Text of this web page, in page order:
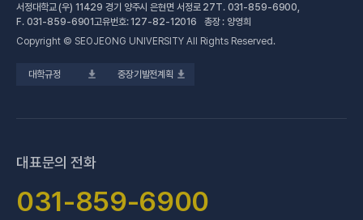
공학계열
전문기술석사
건강증진센터(새 창 열림)
교육혁신지원센터(새 창 열림)
성인학습지원센터
대학정보공시(새 창 열림)
업무추진비 사용내역
법정위원회 회의록
대학규정 중장기발전계획
서정대학교 (우) 11429 경기 양주시 은현면 서정로 27T. 031-859-6900
F. 031-859-6901고유번호: 127-82-12016 총장 : 양영희
Copyright © SEOJEONG UNIVERSITY All Rights Reserved.
대표문의 전화
031-859-6900